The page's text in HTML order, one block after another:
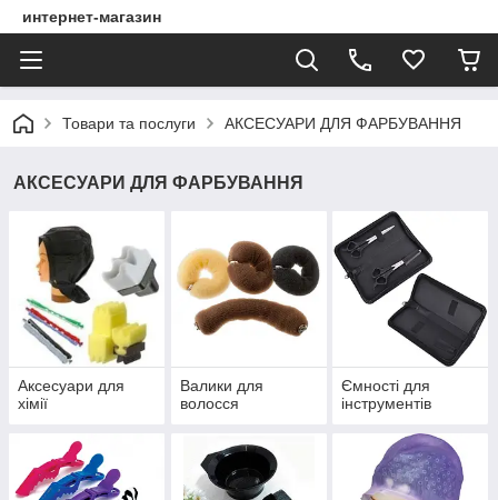
интернет-магазин
Товари та послуги АКСЕСУАРИ ДЛЯ ФАРБУВАННЯ
АКСЕСУАРИ ДЛЯ ФАРБУВАННЯ
Аксесуари для
хімії
Валики для
волосся
Ємності для
інструментів